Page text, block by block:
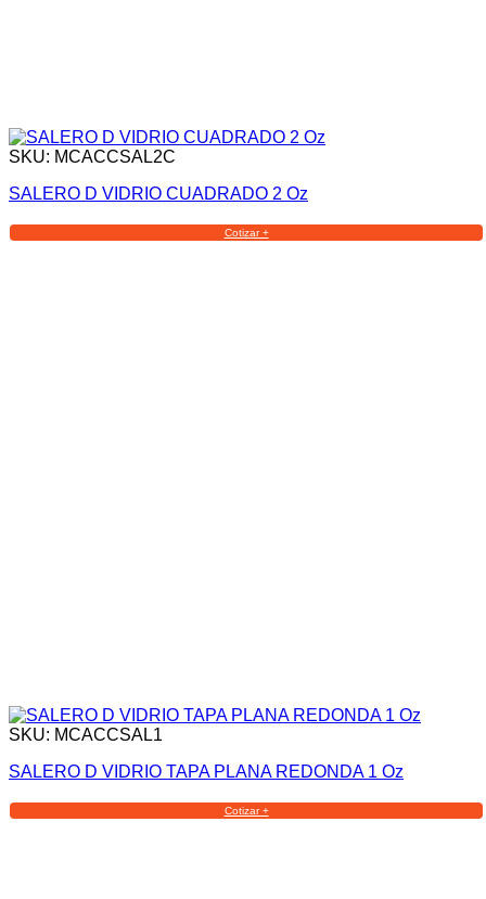
SKU: MCACCSAL2C
SALERO D VIDRIO CUADRADO 2 Oz
Cotizar +
SKU: MCACCSAL1
SALERO D VIDRIO TAPA PLANA REDONDA 1 Oz
Cotizar +